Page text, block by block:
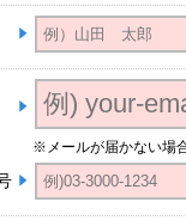
※メールが届かない場